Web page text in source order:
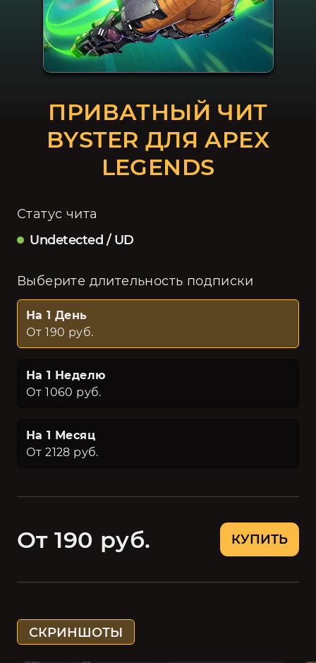
ПРИВАТНЫЙ ЧИТ
BYSTER ДЛЯ APEX
LEGENDS
Статус чита
Undetected / UD
Выберите длительность подписки
На 1 День
От 190 руб.
На 1 Неделю
От 1060 руб.
На 1 Месяц
От 2128 руб.
КУПИТЬ
От 190 руб.
СКРИНШОТЫ